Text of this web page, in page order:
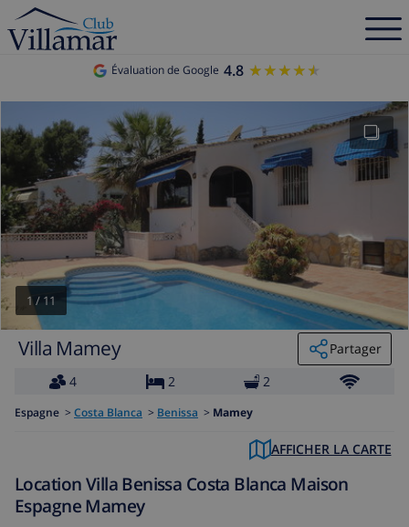
Évaluation de Google 4.8 ★★★★★
★★★★★
1/ 11
Villa Mamey
Partager
4
2 2
Espagne > Costa Blanca > Benissa > Mamey
AFFICHER LA CARTE
Location Villa Benissa Costa Blanca Maison
Espagne Mamey